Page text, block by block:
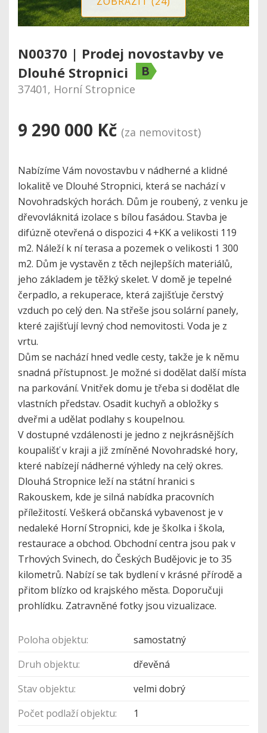
N00370 | Prodej novostavby ve
Dlouhé Stropnici
B
37401, Horní Stropnice
9 290 000 Kč (za nemovitost)
Nabízíme Vám novostavbu v nádherné a klidné
lokalitě ve Dlouhé Stropnici, která se nachází v
Novohradských horách. Dům je roubený, z venku je
dřevovláknitá izolace s bílou fasádou. Stavba je
difúzně otevřená o dispozici 4 +KK a velikosti 119
m2. Náleží k ní terasa a pozemek o velikosti 1 300
m2. Dům je vystavěn z těch nejlepších materiálů,
jeho základem je těžký skelet. V domě je tepelné
čerpadlo, a rekuperace, která zajišťuje čerstvý
vzduch po celý den. Na střeše jsou solární panely,
které zajišťují levný chod nemovitosti. Voda je z
vrtu.
Dům se nachází hned vedle cesty, takže je k němu
snadná přístupnost. Je možné si dodělat další místa
na parkování. Vnitřek domu je třeba si dodělat dle
vlastních představ. Osadit kuchyň a obložky s
dveřmi a udělat podlahy s koupelnou.
V dostupné vzdálenosti je jedno z nejkrásnějších
koupališť v kraji a již zmíněné Novohradské hory,
které nabízejí nádherné výhledy na celý okres.
Dlouhá Stropnice leží na státní hranici s
Rakouskem, kde je silná nabídka pracovních
příležitostí. Veškerá občanská vybavenost je v
nedaleké Horní Stropnici, kde je školka i škola,
restaurace a obchod. Obchodní centra jsou pak v
Trhových Svinech, do Českých Budějovic je to 35
kilometrů. Nabízí se tak bydlení v krásné přírodě a
přitom blízko od krajského města. Doporučuji
prohlídku. Zatravněné fotky jsou vizualizace.
Poloha objektu:
samostatný
Druh objektu:
dřevěná
Stav objektu:
velmi dobrý
Počet podlaží objektu:
1